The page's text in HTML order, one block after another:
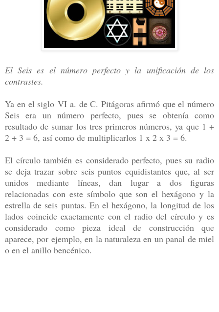
El Seis es el número perfecto y la unificación de los
contrastes.
Ya en el siglo VI a. de C. Pitágoras afirmó que el número
Seis era un número perfecto, pues se obtenía como
resultado de sumar los tres primeros números, ya que 1 +
2 + 3 = 6, así como de multiplicarlos 1 x 2 x 3 = 6.
El círculo también es considerado perfecto, pues su radio
se deja trazar sobre seis puntos equidistantes que, al ser
unidos mediante líneas, dan lugar a dos figuras
relacionadas con este símbolo que son el hexágono y la
estrella de seis puntas. En el hexágono, la longitud de los
lados coincide exactamente con el radio del círculo y es
considerado como pieza ideal de construcción que
aparece, por ejemplo, en la naturaleza en un panal de miel
o en el anillo bencénico.